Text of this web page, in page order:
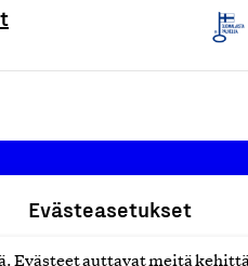
Evästeasetukset
Evästeet auttavat meitä